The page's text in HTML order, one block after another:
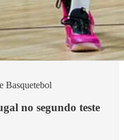
Basquetebol
no segundo teste